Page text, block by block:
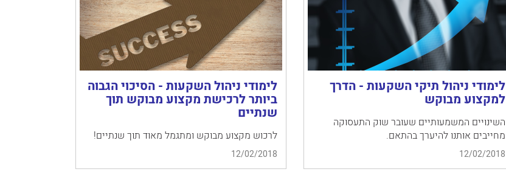
לימודי ניהול תיקי השקעות - הדרך
למקצוע מבוקש
השינויים המשמעותיים שעובר שוק התעסוקה
מחייבים אותנו להיערך בהתאם.
12/02/2018
לימודי ניהול השקעות - הסיכוי הגבוה
ביותר לרכישת מקצוע מבוקש תוך
שנתיים
לרכוש מקצוע מבוקש ומתגמל מאוד תוך שנתיים!
12/02/2018